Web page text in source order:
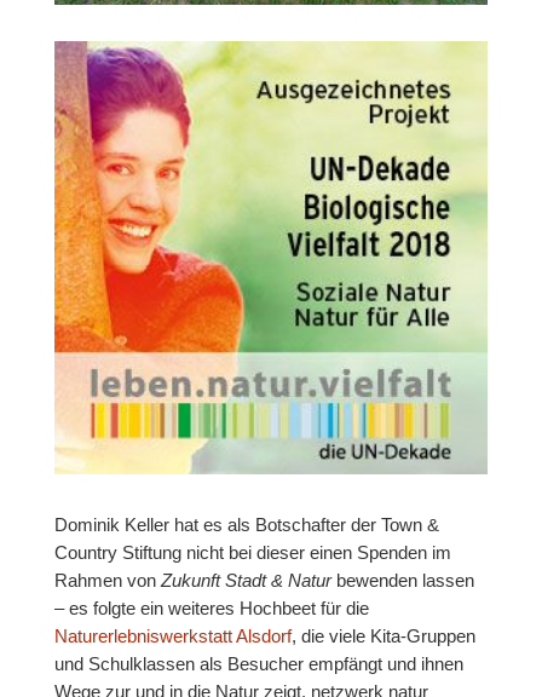
Dominik Keller hat es als Botschafter der Town &
Country Stiftung nicht bei dieser einen Spenden im
Rahmen vonZukunft Stadt & Naturbewenden lassen
– es folgte ein weiteres Hochbeet für die
Naturerlebniswerkstatt Alsdorf, die viele Kita-Gruppen
und Schulklassen als Besucher empfängt und ihnen
Wege zur und in die Natur zeigt. netzwerk natur